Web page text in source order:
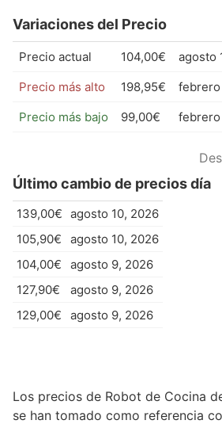
Variaciones del Precio
Precio actual 104,00€
agosto
Precio más alto
198,95€
febrero
Precio más bajo
99,00€ febrero
Último cambio de precios día
139,00€ agosto 10, 2026
105,90€
agosto 10, 2026
104,00€
agosto 9, 2026
127,90€
agosto 9, 2026
129,00€
agosto 9, 2026
Los precios de Robot de Cocina
se han tomado como referencia